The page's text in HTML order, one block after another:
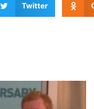
Twitter